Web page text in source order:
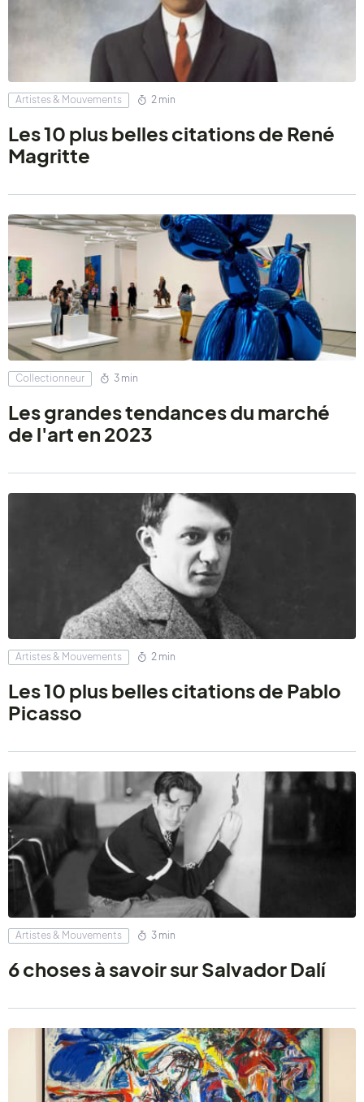
Artistes & Mouvements 2 min
Les 10 plus belles citations de René
Magritte
Collectionneur 3 min
Les grandes tendances du marché
de l'art en 2023
Artistes & Mouvements 2 min
Les 10 plus belles citations de Pablo
Picasso
Artistes & Mouvements 3 min
6 choses à savoir sur Salvador Dalí